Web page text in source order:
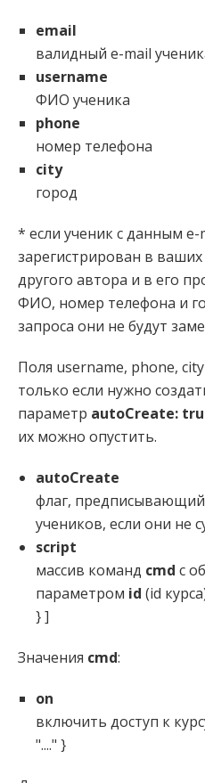
email
валидный e-mail
username
ФИО ученика
phone
номер телефона
city
город
* если ученик с данным e-
зарегистрирован в ваших
другого автора и в его
ФИО, номер телефона и
запроса они не будут
Поля username, phone,
только если нужно
параметр autoCreate:
их можно опустить.
autoCreate
флаг, предписывающий
учеников, если они не
script
массив команд cmd с
параметром id (id
} ]
Значения cmd:
on
включить доступ к
"...." }